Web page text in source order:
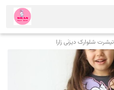
تیشرت شلوارک دیزنی زارا